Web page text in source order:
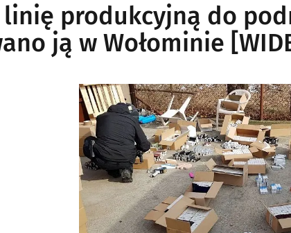
linię produkcyjną do
ją w Wołominie